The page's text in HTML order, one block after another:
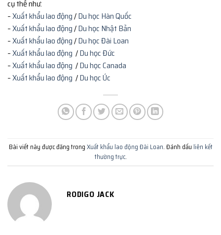
cụ thể như:
–Xuất khẩu lao động/Du học Hàn Quốc
–Xuất khẩu lao động/Du học Nhật Bản
–Xuất khẩu lao động/Du học Đài Loan
–Xuất khẩu lao động /Du học Đức
–Xuất khẩu lao động /Du học Canada
–Xuất khẩu lao động /Du học Úc
Bài viết này được đăng trongXuất khẩu lao động Đài Loan. Đánh dấu liên kết
thường trực.
RODIGO JACK